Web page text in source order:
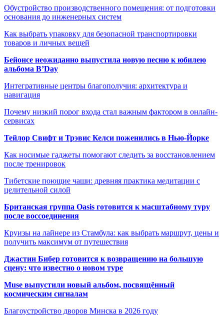
Обустройство производственного помещения: от подготовки
основания до инженерных систем
Как выбрать упаковку для безопасной транспортировки
товаров и личных вещей
Бейонсе неожиданно выпустила новую песню к юбилею
альбома B’Day
Интегративные центры благополучия: архитектура и
навигация
Почему низкий порог входа стал важным фактором в онлайн-
сервисах
Тейлор Свифт и Трэвис Келси поженились в Нью-Йорке
Как носимые гаджеты помогают следить за восстановлением
после тренировок
Тибетские поющие чаши: древняя практика медитации с
целительной силой
Британская группа Oasis готовится к масштабному туру
после воссоединения
Круизы на лайнере из Стамбула: как выбрать маршрут, цены и
получить максимум от путешествия
Джастин Бибер готовится к возвращению на большую
сцену: что известно о новом туре
Muse выпустили новый альбом, посвящённый
космическим сигналам
Благоустройство дворов Минска в 2026 году